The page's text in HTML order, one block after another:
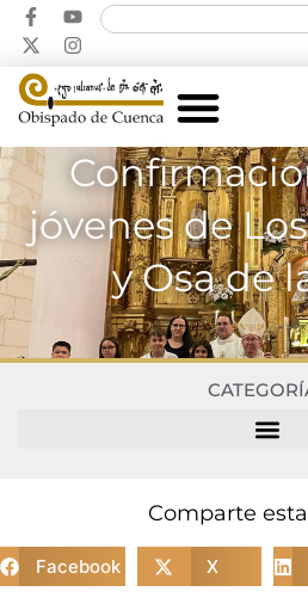
jóvenes de
y Osa de
Comparte
Facebook X